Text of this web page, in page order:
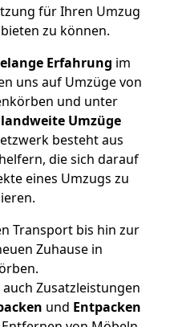
für Ihren Umzug
zu können.
Erfahrung im
uns auf Umzüge von
und unter
Umzüge
besteht aus
die sich darauf
eines Umzugs zu
Transport bis hin zur
Zuhause in
Zusatzleistungen
und Entpacken